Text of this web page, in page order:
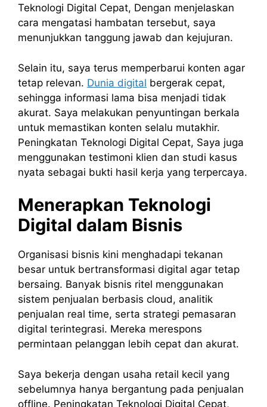
Teknologi Digital Cepat, Dengan menjelaskan
cara mengatasi hambatan tersebut, saya
menunjukkan tanggung jawab dan kejujuran.
Selain itu, saya terus memperbarui konten agar
tetap relevan. Dunia digital bergerak cepat,
sehingga informasi lama bisa menjadi tidak
akurat. Saya melakukan penyuntingan berkala
untuk memastikan konten selalu mutakhir.
Peningkatan Teknologi Digital Cepat, Saya juga
menggunakan testimoni klien dan studi kasus
nyata sebagai bukti hasil kerja yang terpercaya.
Menerapkan Teknologi
Digital dalam Bisnis
Organisasi bisnis kini menghadapi tekanan
besar untuk bertransformasi digital agar tetap
bersaing. Banyak bisnis ritel menggunakan
sistem penjualan berbasis cloud, analitik
penjualan real time, serta strategi pemasaran
digital terintegrasi. Mereka merespons
permintaan pelanggan lebih cepat dan akurat.
Saya bekerja dengan usaha retail kecil yang
sebelumnya hanya bergantung pada penjualan
offline. Peningkatan Teknologi Digital Cepat,